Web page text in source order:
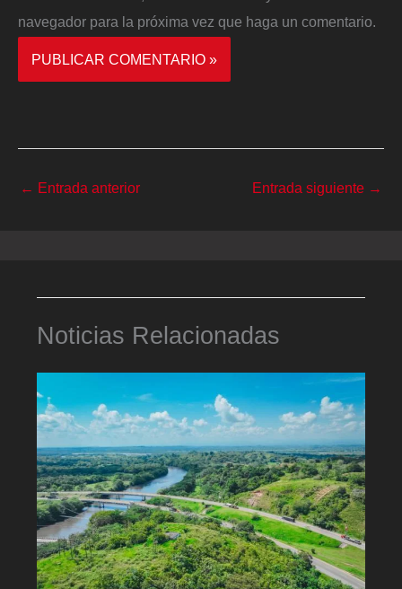
navegador para la próxima vez que haga un comentario.
← Entrada anterior Entrada siguiente →
Noticias Relacionadas